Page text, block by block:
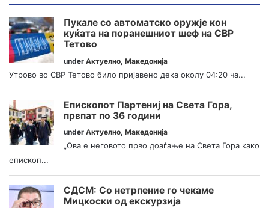
Пукале со автоматско оружје кон
куќата на поранешниот шеф на СВР
Тетово
under Актуелно, Македонија
Утрово во СВР Тетово било пријавено дека околу 04:20 ча...
Епископот Партениј на Света Гора,
првпат по 36 години
under Актуелно, Македонија
„Ова е неговото прво доаѓање на Света Гора како
епископ...
СДСМ: Со нетрпение го чекаме
Мицкоски од екскурзија